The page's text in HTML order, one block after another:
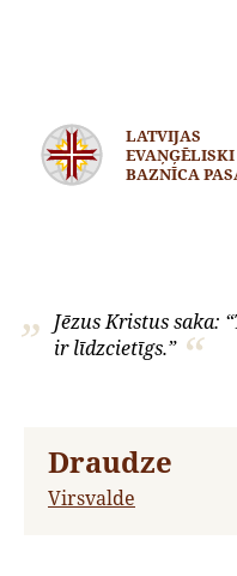
LATVIJAS
BAZNĪCA
Jēzus Kristus saka:
ir līdzcietīgs.”
Draudze
Virsvalde